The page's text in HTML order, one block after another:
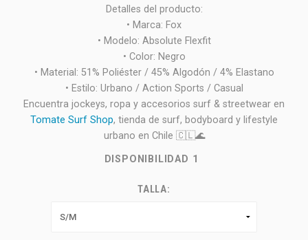
Detalles del producto:
• Marca: Fox
• Modelo: Absolute Flexfit
• Color: Negro
• Material: 51% Poliéster / 45% Algodón / 4% Elastano
• Estilo: Urbano / Action Sports / Casual
Encuentra jockeys, ropa y accesorios surf & streetwear en
Tomate Surf Shop, tienda de surf, bodyboard y lifestyle
urbano en Chile 🇨🇱🌊
DISPONIBILIDAD 1
TALLA: